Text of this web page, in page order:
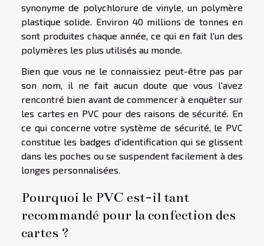
synonyme de polychlorure de vinyle, un polymère
plastique solide. Environ 40 millions de tonnes en
sont produites chaque année, ce qui en fait l'un des
polymères les plus utilisés au monde.
Bien que vous ne le connaissiez peut-être pas par
son nom, il ne fait aucun doute que vous l'avez
rencontré bien avant de commencer à enquêter sur
les cartes en PVC pour des raisons de sécurité. En
ce qui concerne votre système de sécurité, le PVC
constitue les badges d'identification qui se glissent
dans les poches ou se suspendent facilement à des
longes personnalisées.
Pourquoi le PVC est-il tant
recommandé pour la confection des
cartes ?